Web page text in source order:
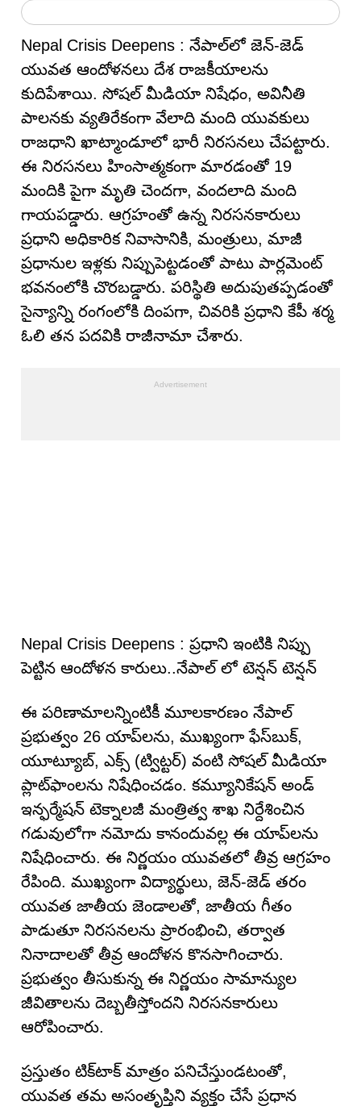
Nepal Crisis Deepens : నేపాల్‌లో జెన్‌-జెడ్‌
యువత ఆందోళనలు దేశ రాజకీయాలను
కుదిపేశాయి. సోషల్ మీడియా నిషేధం, అవినీతి
పాలనకు వ్యతిరేకంగా వేలాది మంది యువకులు
రాజధాని ఖాట్మాండూలో భారీ నిరసనలు చేపట్టారు.
ఈ నిరసనలు హింసాత్మకంగా మారడంతో 19
మందికి పైగా మృతి చెందగా, వందలాది మంది
గాయపడ్డారు. ఆగ్రహంతో ఉన్న నిరసనకారులు
ప్రధాని అధికారిక నివాసానికి, మంత్రులు, మాజీ
ప్రధానుల ఇళ్లకు నిప్పుపెట్టడంతో పాటు పార్లమెంట్
భవనంలోకి చొరబడ్డారు. పరిస్థితి అదుపుతప్పడంతో
సైన్యాన్ని రంగంలోకి దింపగా, చివరికి ప్రధాని కేపీ శర్మ
ఓలి తన పదవికి రాజీనామా చేశారు.
Nepal Crisis Deepens : ప్రధాని ఇంటికి నిప్పు
పెట్టిన ఆందోళన కారులు..నేపాల్ లో టెన్షన్ టెన్షన్
ఈ పరిణామాలన్నింటికీ మూలకారణం నేపాల్
ప్రభుత్వం 26 యాప్‌లను, ముఖ్యంగా ఫేస్‌బుక్,
యూట్యూబ్, ఎక్స్‌ (ట్విట్టర్) వంటి సోషల్ మీడియా
ప్లాట్‌ఫాంలను నిషేధించడం. కమ్యూనికేషన్‌ అండ్‌
ఇన్ఫర్మేషన్‌ టెక్నాలజీ మంత్రిత్వ శాఖ నిర్దేశించిన
గడువులోగా నమోదు కానందువల్ల ఈ యాప్‌లను
నిషేధించారు. ఈ నిర్ణయం యువతలో తీవ్ర ఆగ్రహం
రేపింది. ముఖ్యంగా విద్యార్థులు, జెన్‌-జెడ్‌ తరం
యువత జాతీయ జెండాలతో, జాతీయ గీతం
పాడుతూ నిరసనలను ప్రారంభించి, తర్వాత
నినాదాలతో తీవ్ర ఆందోళన కొనసాగించారు.
ప్రభుత్వం తీసుకున్న ఈ నిర్ణయం సామాన్యుల
జీవితాలను దెబ్బతీస్తోందని నిరసనకారులు
ఆరోపించారు.
ప్రస్తుతం టిక్‌టాక్ మాత్రం పనిచేస్తుండటంతో,
యువత తమ అసంతృప్తిని వ్యక్తం చేసే ప్రధాన